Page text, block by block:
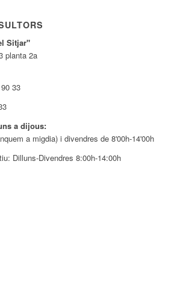
Sitjar"
planta 2a
33
a dijous:
a migdia) i divendres de 8'00h-14'00h
Dilluns-Divendres 8:00h-14:00h